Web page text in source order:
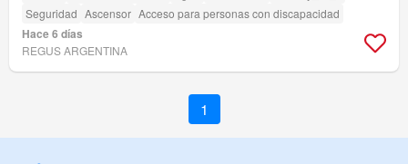
Seguridad Ascensor Acceso para personas con discapacidad
Hace 6 días
REGUS ARGENTINA
1